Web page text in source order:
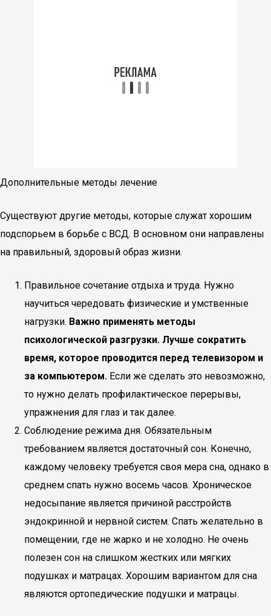
Дополнительные методы лечение
Существуют другие методы, которые служат хорошим
подспорьем в борьбе с ВСД. В основном они направлены
на правильный, здоровый образ жизни.
Правильное сочетание отдыха и труда. Нужно
научиться чередовать физические и умственные
нагрузки. Важно применять методы
психологической разгрузки. Лучше сократить
время, которое проводится перед телевизором и
за компьютером. Если же сделать это невозможно,
то нужно делать профилактическое перерывы,
упражнения для глаз и так далее.
Соблюдение режима дня. Обязательным
требованием является достаточный сон. Конечно,
каждому человеку требуется своя мера сна, однако в
среднем спать нужно восемь часов. Хроническое
недосыпание является причиной расстройств
эндокринной и нервной систем. Спать желательно в
помещении, где не жарко и не холодно. Не очень
полезен сон на слишком жестких или мягких
подушках и матрацах. Хорошим вариантом для сна
являются ортопедические подушки и матрацы.